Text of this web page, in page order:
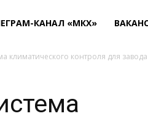
КАНАЛ «МКХ»
климатического контроля для